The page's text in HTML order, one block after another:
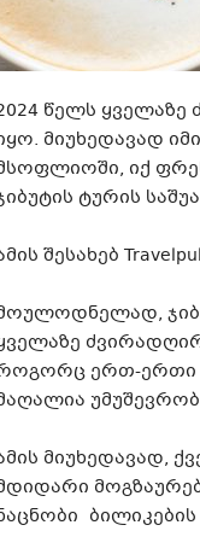
წელს
მიუხედავად
იქ
ტურის
შესახებ
ერთ-ერთი
მიუხედავად,
ბილიკების